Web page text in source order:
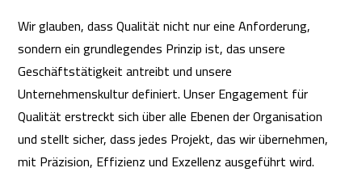
Wir glauben, dass Qualität nicht nur eine Anforderung,
sondern ein grundlegendes Prinzip ist, das unsere
Geschäftstätigkeit antreibt und unsere
Unternehmenskultur definiert. Unser Engagement für
Qualität erstreckt sich über alle Ebenen der Organisation
und stellt sicher, dass jedes Projekt, das wir übernehmen,
mit Präzision, Effizienz und Exzellenz ausgeführt wird.